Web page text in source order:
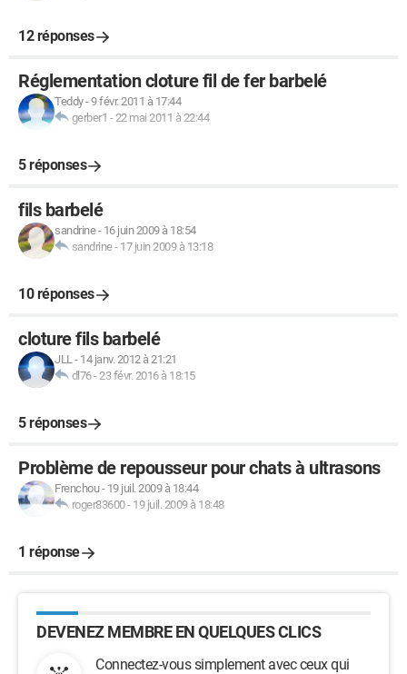
12 réponses
Réglementation cloture fil de fer barbelé
Teddy-9 févr. 2011 à 17:44
gerber1 -22 mai 2011 à 22:44
5 réponses
fils barbelé
sandrine- 16 juin 2009 à 18:54
sandrine- 17 juin 2009 à 13:18
10 réponses
cloture fils barbelé
JLL- 14 janv. 2012 à 21:21
dl76-23 févr. 2016 à 18:15
5 réponses
Problème de repousseur pour chats à ultrasons
Frenchou- 19 juil. 2009 à 18:44
roger83600- 19 juil. 2009 à 18:48
1 réponse
DEVENEZ MEMBRE EN QUELQUES CLICS
Connectez-vous simplement avec ceux qui